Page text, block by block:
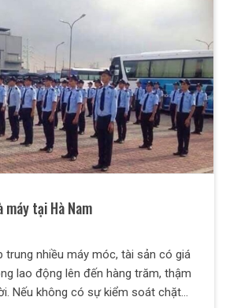
của lực lượng bảo vệ chuyên nghiệp.
máy tại Hà Nam
trung nhiều máy móc, tài sản có giá
lao động lên đến hàng trăm, thậm
Nếu không có sự kiểm soát chặt